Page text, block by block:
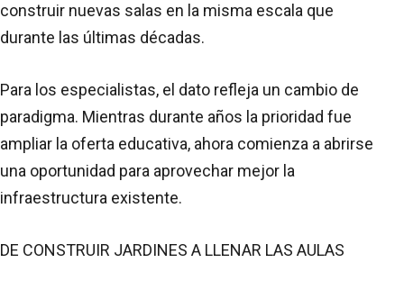
construir nuevas salas en la misma escala que
durante las últimas décadas.
Para los especialistas, el dato refleja un cambio de
paradigma. Mientras durante años la prioridad fue
ampliar la oferta educativa, ahora comienza a abrirse
una oportunidad para aprovechar mejor la
infraestructura existente.
DE CONSTRUIR JARDINES A LLENAR LAS AULAS